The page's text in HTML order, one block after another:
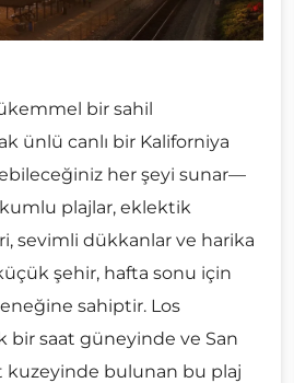
bir sahil
ünlü canlı bir Kaliforniya
her şeyi sunar—
plajlar, eklektik
sevimli dükkanlar ve harika
şehir, hafta sonu için
sahiptir. Los
bir saat güneyinde ve San
kuzeyinde bulunan bu plaj